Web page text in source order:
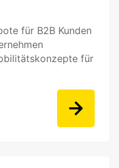
für B2B Kunden
für